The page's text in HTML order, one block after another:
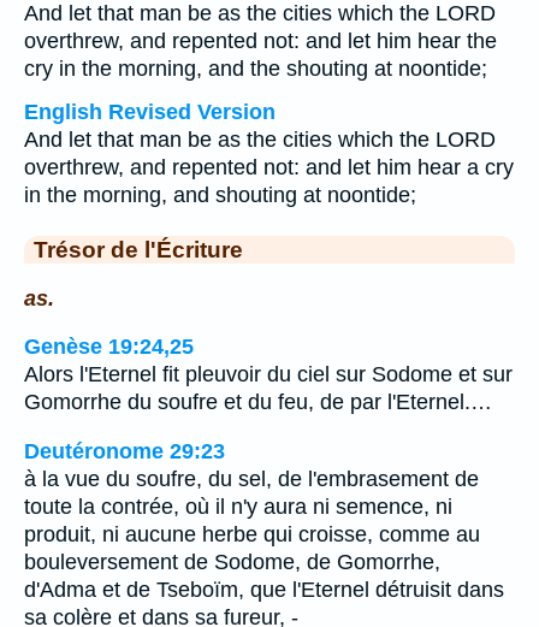
And let that man be as the cities which the LORD
overthrew, and repented not: and let him hear the
cry in the morning, and the shouting at noontide;
English Revised Version
And let that man be as the cities which the LORD
overthrew, and repented not: and let him hear a cry
in the morning, and shouting at noontide;
Trésor de l'Écriture
as.
Genèse 19:24,25
Alors l'Eternel fit pleuvoir du ciel sur Sodome et sur
Gomorrhe du soufre et du feu, de par l'Eternel.…
Deutéronome 29:23
à la vue du soufre, du sel, de l'embrasement de
toute la contrée, où il n'y aura ni semence, ni
produit, ni aucune herbe qui croisse, comme au
bouleversement de Sodome, de Gomorrhe,
d'Adma et de Tseboïm, que l'Eternel détruisit dans
sa colère et dans sa fureur, -